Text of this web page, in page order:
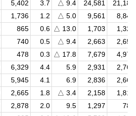
5,402 3.7 △ 9.4 24,581
21,182
1,736 1.2 △ 5.0 9,561
8,849
865 0.6 △ 13.0 1,703
1,322
740 0.5 △ 9.4 2,663
2,654
478 0.3 △ 17.8 7,679
4,974
6,329 4.4 5.9 2,931
2,762
5,945 4.1 6.9 2,836
2,663
2,665 1.8 △ 3.4 2,158
1,810
2,878 2.0 9.5 1,297
789